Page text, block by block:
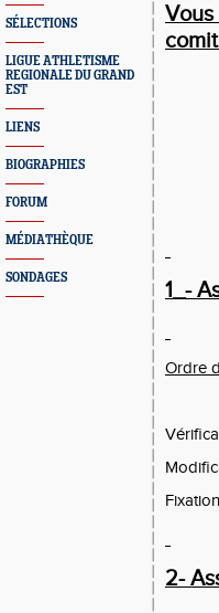
SÉLECTIONS
LIGUE ATHLETISME
REGIONALE DU GRAND
EST
LIENS
BIOGRAPHIES
FORUM
MÉDIATHÈQUE
SONDAGES 1_-
Ordre
2-